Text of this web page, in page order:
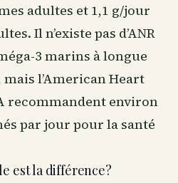
adultes et 1,1 g/jour
Il n’existe pas d’ANR
3 marins à longue
mais l’American Heart
recommandent environ
par jour pour la santé
est la différence?